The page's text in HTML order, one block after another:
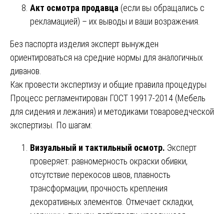
Акт осмотра продавца (если вы обращались с
рекламацией) – их выводы и ваши возражения.
Без паспорта изделия эксперт вынужден
ориентироваться на средние нормы для аналогичных
диванов.
Как провести экспертизу и общие правила процедуры
Процесс регламентирован ГОСТ 19917-2014 (Мебель
для сидения и лежания) и методиками товароведческой
экспертизы. По шагам:
Визуальный и тактильный осмотр. Эксперт
проверяет: равномерность окраски обивки,
отсутствие перекосов швов, плавность
трансформации, прочность крепления
декоративных элементов. Отмечает складки,